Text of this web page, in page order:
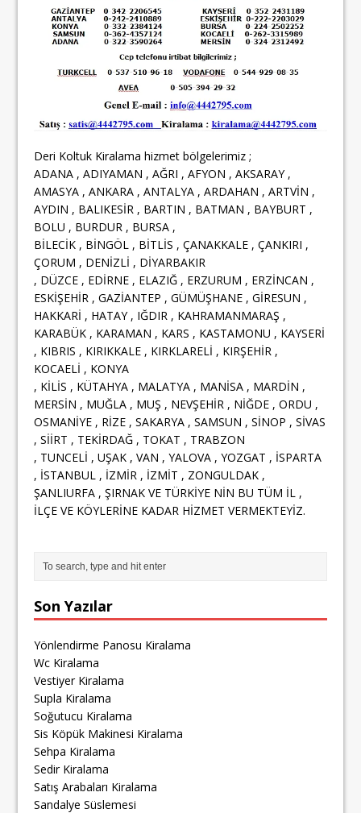
Deri Koltuk Kiralama hizmet bölgelerimiz ;
ADANA , ADIYAMAN , AĞRI , AFYON , AKSARAY ,
AMASYA , ANKARA , ANTALYA , ARDAHAN , ARTVİN ,
AYDIN , BALIKESİR , BARTIN , BATMAN , BAYBURT ,
BOLU , BURDUR , BURSA ,
BİLECİK , BİNGÖL , BİTLİS , ÇANAKKALE , ÇANKIRI ,
ÇORUM , DENİZLİ , DİYARBAKIR
, DÜZCE , EDİRNE , ELAZIĞ , ERZURUM , ERZİNCAN ,
ESKİŞEHİR , GAZİANTEP , GÜMÜŞHANE , GİRESUN ,
HAKKARİ , HATAY , IĞDIR , KAHRAMANMARAŞ ,
KARABÜK , KARAMAN , KARS , KASTAMONU , KAYSERİ
, KIBRIS , KIRIKKALE , KIRKLARELİ , KIRŞEHİR ,
KOCAELİ , KONYA
, KİLİS , KÜTAHYA , MALATYA , MANİSA , MARDİN ,
MERSİN , MUĞLA , MUŞ , NEVŞEHİR , NİĞDE , ORDU ,
OSMANİYE , RİZE , SAKARYA , SAMSUN , SİNOP , SİVAS
, SİİRT , TEKİRDAĞ , TOKAT , TRABZON
, TUNCELİ , UŞAK , VAN , YALOVA , YOZGAT , İSPARTA
, İSTANBUL , İZMİR , İZMİT , ZONGULDAK ,
ŞANLIURFA , ŞIRNAK VE TÜRKİYE NİN BU TÜM İL ,
İLÇE VE KÖYLERİNE KADAR HİZMET VERMEKTEYİZ.
Son Yazılar
Yönlendirme Panosu Kiralama
Wc Kiralama
Vestiyer Kiralama
Supla Kiralama
Soğutucu Kiralama
Sis Köpük Makinesi Kiralama
Sehpa Kiralama
Sedir Kiralama
Satış Arabaları Kiralama
Sandalye Süslemesi